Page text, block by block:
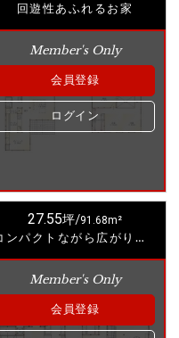
回遊性あふれるお家
Member's Only
会員登録
ログイン
27.55坪/91.68m²
コンパクトながら広がりのあるお家
Member's Only
会員登録